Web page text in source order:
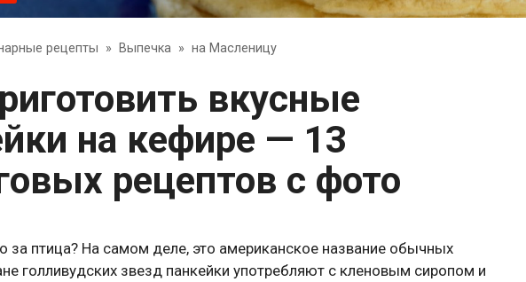
рецепты » Выпечка » на Масленицу
на кефире — 13
рецептов с фото
за птица? На самом деле, это американское название обычных
голливудских звезд панкейки употребляют с кленовым сиропом и